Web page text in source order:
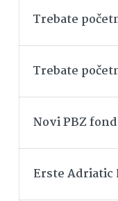
Trebate
Trebate
Novi PBZ
Erste Adriatic